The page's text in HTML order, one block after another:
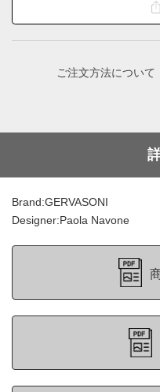
ご注文方法について
Brand:GERVASONI
Designer:Paola Navone